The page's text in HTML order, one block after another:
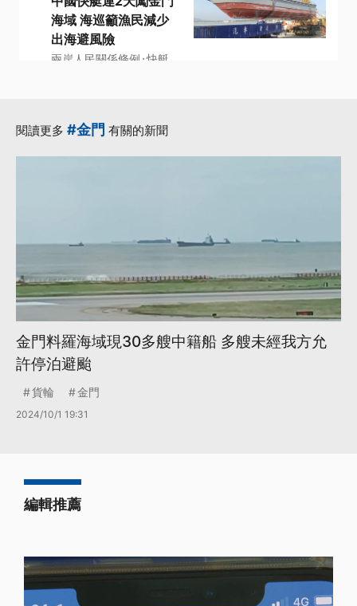
海域 海巡籲漁民減少
出海避風險
兩岸人民關係條例 ·快艇
閱讀更多 #金門 有關的新聞
金門料羅海域現30多艘中籍船 多艘未經我方允
許停泊避颱
貨輪 金門
2024/10/1 19:31
編輯推薦